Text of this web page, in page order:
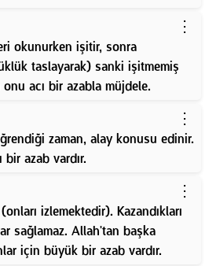
⋮
okunurken işitir, sonra
taslayarak) sanki işitmemiş
acı bir azabla müjdele.
⋮
zaman, alay konusu edinir.
bir azab vardır.
⋮
izlemektedir). Kazandıkları
sağlamaz. Allah'tan başka
için büyük bir azab vardır.